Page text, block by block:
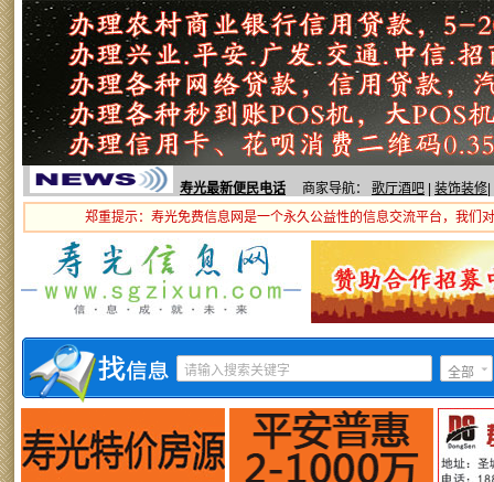
寿光最新便民电话 商家导航： 歌厅酒吧 装饰装修
郑重提示：寿光免费信息网是一个永久公益性的信息交流平台，我们
全部